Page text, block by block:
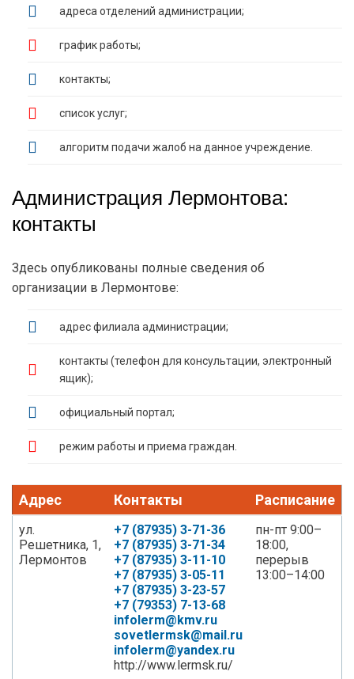
адреса отделений администрации;
график работы;
контакты;
список услуг;
алгоритм подачи жалоб на данное учреждение.
Администрация Лермонтова:
контакты
Здесь опубликованы полные сведения об
организации в Лермонтове:
адрес филиала администрации;
контакты (телефон для консультации, электронный
ящик);
официальный портал;
режим работы и приема граждан.
Адрес Контакты Расписание
ул.
Решетника, 1,
Лермонтов
+7 (87935) 3-71-36
+7 (87935) 3-71-34
+7 (87935) 3-11-10
+7 (87935) 3-05-11
+7 (87935) 3-23-57
+7 (79353) 7-13-68
infolerm@kmv.ru
sovetlermsk@mail.ru
infolerm@yandex.ru
http://www.lermsk.ru/
пн-пт 9:00–
18:00,
перерыв
13:00–14:00